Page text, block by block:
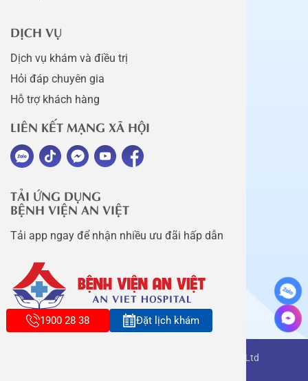
DỊCH VỤ
Dịch vụ khám và điều trị
Hỏi đáp chuyên gia
Hỗ trợ khách hàng
LIÊN KẾT MẠNG XÃ HỘI
TẢI ỨNG DỤNG
BỆNH VIỆN AN VIỆT
Tải app ngay để nhận nhiều ưu đãi hấp dẫn
Copyright belongs to An Viet Thang Long Co., Ltd
1900 28 38 Đặt lịch khám